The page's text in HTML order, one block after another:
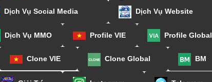
Dịch Vụ Social Media Dịch Vụ Website
Dịch Vụ MMO Profile VIE Profile Global
Clone VIE Clone Global BM